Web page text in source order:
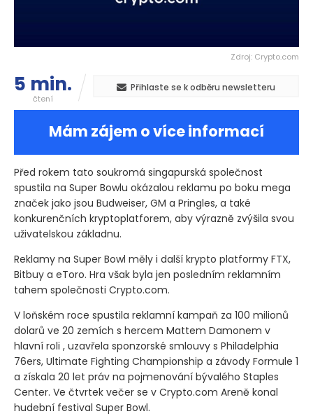
Zdroj: Crypto.com
5 min.
čtení
Přihlaste se k odběru newsletteru
Mám zájem o více informací
Před rokem tato soukromá singapurská společnost
spustila na Super Bowlu okázalou reklamu po boku mega
značek jako jsou Budweiser, GM a Pringles, a také
konkurenčních kryptoplatforem, aby výrazně zvýšila svou
uživatelskou základnu.
Reklamy na Super Bowl měly i další krypto platformy FTX,
Bitbuy a eToro. Hra však byla jen posledním reklamním
tahem společnosti Crypto.com.
V loňském roce spustila reklamní kampaň za 100 milionů
dolarů ve 20 zemích s hercem Mattem Damonem v
hlavní roli , uzavřela sponzorské smlouvy s Philadelphia
76ers, Ultimate Fighting Championship a závody Formule 1
a získala 20 let práv na pojmenování bývalého Staples
Center. Ve čtvrtek večer se v Crypto.com Areně konal
hudební festival Super Bowl.